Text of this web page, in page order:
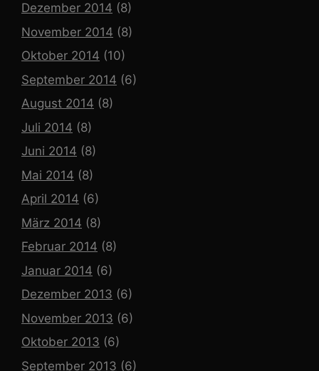
Dezember 2014 (8)
November 2014 (8)
Oktober 2014 (10)
September 2014 (6)
August 2014 (8)
Juli 2014 (8)
Juni 2014 (8)
Mai 2014 (8)
April 2014 (6)
März 2014 (8)
Februar 2014 (8)
Januar 2014 (6)
Dezember 2013 (6)
November 2013 (6)
Oktober 2013 (6)
September 2013 (6)